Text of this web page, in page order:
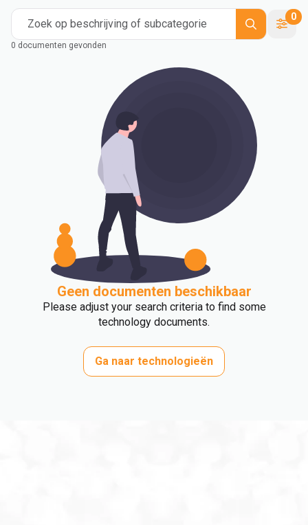
Zoek op beschrijving of subcategorie
0
0 documenten gevonden
Geen documenten beschikbaar
Please adjust your search criteria to find some
technology documents.
Ga naar technologieën